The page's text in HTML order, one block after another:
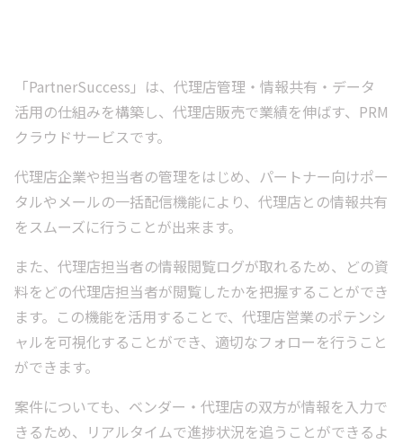
「PartnerSuccess」は、代理店管理・情報共有・データ
活用の仕組みを構築し、代理店販売で業績を伸ばす、PRM
クラウドサービスです。
代理店企業や担当者の管理をはじめ、パートナー向けポー
タルやメールの一括配信機能により、代理店との情報共有
をスムーズに行うことが出来ます。
また、代理店担当者の情報閲覧ログが取れるため、どの資
料をどの代理店担当者が閲覧したかを把握することができ
ます。この機能を活用することで、代理店営業のポテンシ
ャルを可視化することができ、適切なフォローを行うこと
ができます。
案件についても、ベンダー・代理店の双方が情報を入力で
きるため、リアルタイムで進捗状況を追うことができるよ